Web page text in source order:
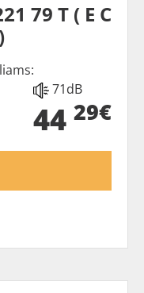
79 T ( E C
71dB
44 29€